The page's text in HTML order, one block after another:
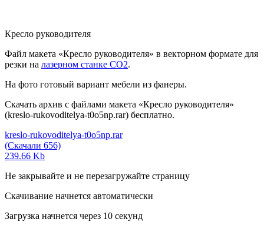
Кресло руководителя
Файл макета «Кресло руководителя» в векторном формате для
резки на лазерном станке СО2.
На фото готовый вариант мебели из фанеры.
Скачать архив с файлами макета «Кресло руководителя»
(kreslo-rukovoditelya-t0o5np.rar) бесплатно.
kreslo-rukovoditelya-t0o5np.rar
(Скачали 656)
239.66 Kb
Не закрывайте и не перезагружайте страницу
Скачивание начнется автоматически
Загрузка начнется через 10 секунд